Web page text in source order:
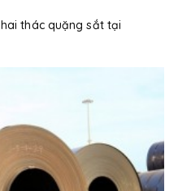
thác quặng sắt tại